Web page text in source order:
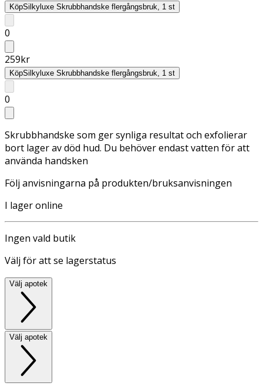
KöpSilkyluxe Skrubbhandske flergångsbruk, 1 st
0
259kr
KöpSilkyluxe Skrubbhandske flergångsbruk, 1 st
0
Skrubbhandske som ger synliga resultat och exfolierar
bort lager av död hud. Du behöver endast vatten för att
använda handsken
Följ anvisningarna på produkten/bruksanvisningen
I lager online
Ingen vald butik
Välj för att se lagerstatus
Välj apotek
Välj apotek